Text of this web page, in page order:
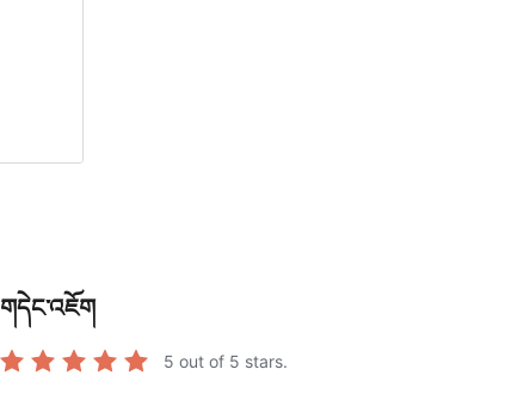
གདེང་འཇོག
5 out of 5 stars.